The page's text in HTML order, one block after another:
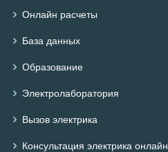
Онлайн расчеты
База данных
Образование
Электролаборатория
Вызов электрика
Консультация электрика онлайн